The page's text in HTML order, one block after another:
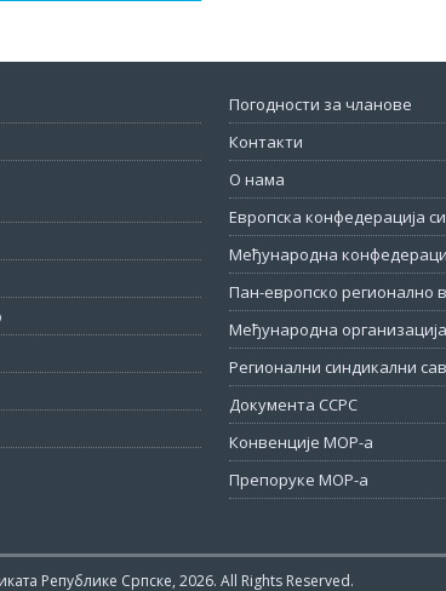
Погодности за чланове
Контакти
О нама
Европска конфедерација
Међународна
Пан-европско регионално
Међународна
Регионални синдикални
Документа ССРС
Конвенције МОР-а
Препоруке МОР-а
Републике Српске, 2026. All Rights Reserved.